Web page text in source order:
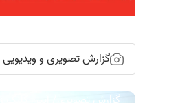
گزارش تصویری و ویدیویی